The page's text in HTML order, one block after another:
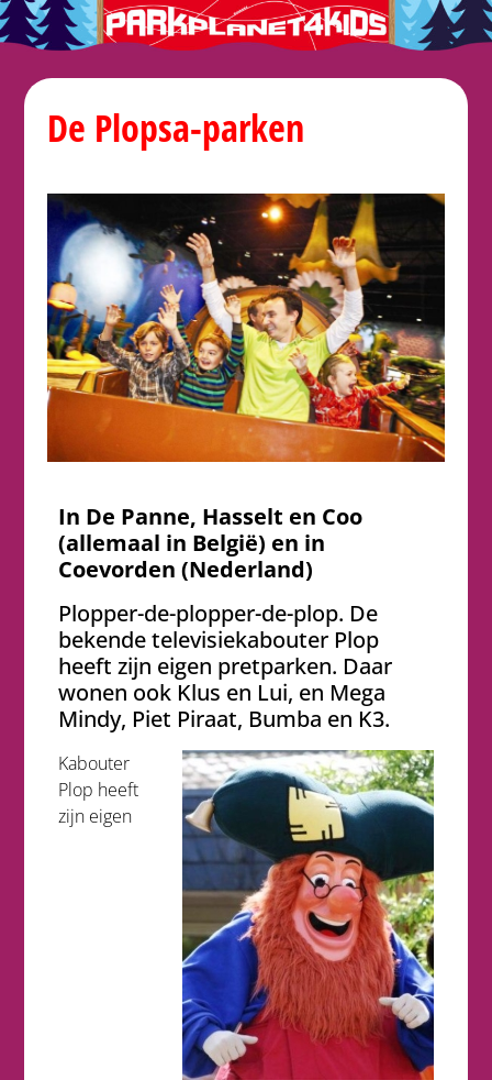
De Plopsa-parken
In De Panne, Hasselt en Coo
(allemaal in België) en in
Coevorden (Nederland)
Plopper-de-plopper-de-plop. De
bekende televisiekabouter Plop
heeft zijn eigen pretparken. Daar
wonen ook Klus en Lui, en Mega
Mindy, Piet Piraat, Bumba en K3.
Kabouter
Plop heeft
zijn eigen